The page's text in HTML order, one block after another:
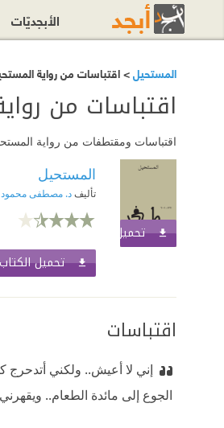
المستحيل> اقتباسات من رواية
اقتباسات من
اقتباسات ومقتطفات من رواية
تحميل الكتاب اشترك الآن
المستحيل
تأليفد. مصطفى محمود
تحميل
اقتباسات
إني لا أعيش.. ولكني أتدحرج
الجوع إلى مائدة الطعام..
الأبجديّات